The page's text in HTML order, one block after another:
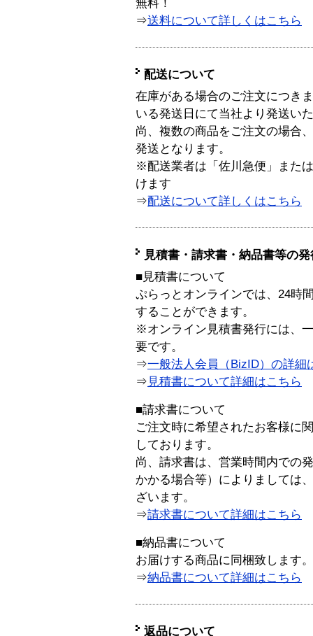
無料！
⇒送料について詳しくはこちら
配送について
在庫がある場合のご注文につき
いる発送日にて当社より発送い
尚、複数の商品をご注文の場合
発送となります。
※配送業者は「佐川急便」また
けます
⇒配送について詳しくはこちら
見積書・請求書・納品書等の
■見積書について
ぷらっとオンラインでは、24時
することができます。
※オンライン見積書発行には、
要です。
⇒一般法人会員（BizID）の詳細
⇒ 見積書について詳細はこちら
■請求書について
ご注文時に希望されたお客様に
しております。
尚、請求書は、営業時間内での
かかる場合等）によりましては
ざいます。
⇒請求書について詳細はこちら
■納品書について
お届けする商品に同梱致します。
⇒納品書について詳細はこちら
返品について